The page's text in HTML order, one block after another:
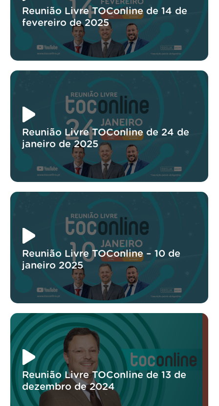
Reunião Livre TOConline de 14 de
fevereiro de 2025
Reunião Livre TOConline de 24 de
janeiro de 2025
Reunião Livre TOConline – 10 de
janeiro 2025
Reunião Livre TOConline de 13 de
dezembro de 2024